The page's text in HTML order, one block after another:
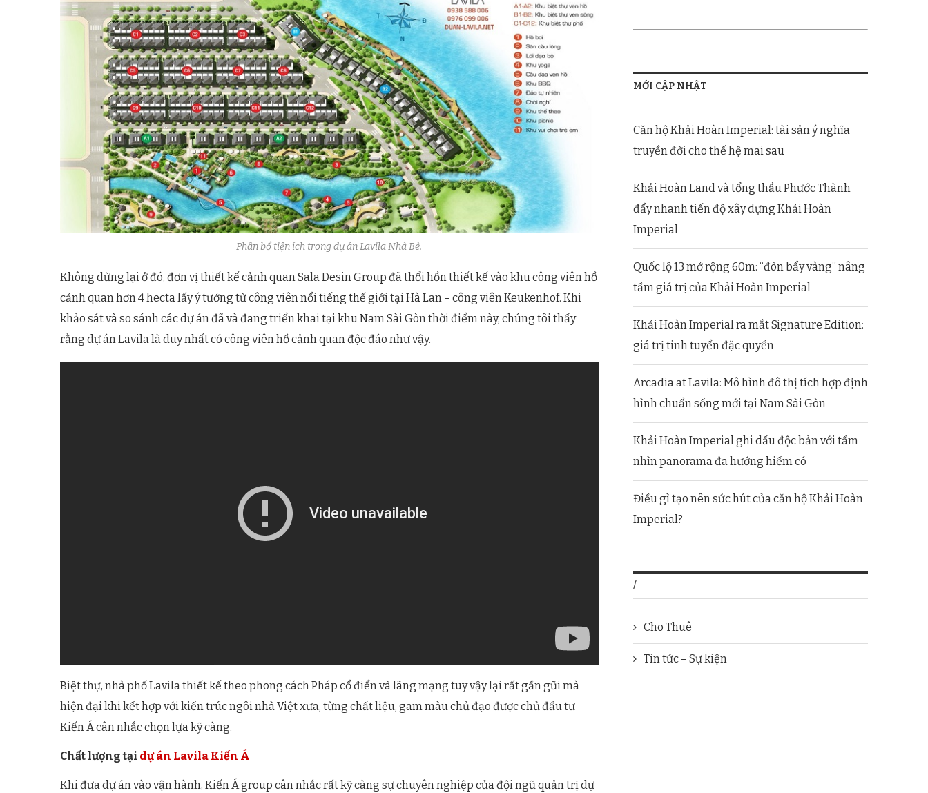
Phân bổ tiện ích trong dự án Lavila Nhà Bè.
Không dừng lại ở đó, đơn vị thiết kế cảnh quan Sala Desin Group đã thổi hồn thiết kế vào khu công viên hồ
cảnh quan hơn 4 hecta lấy ý tưởng từ công viên nổi tiếng thế giới tại Hà Lan – công viên Keukenhof. Khi
khảo sát và so sánh các dự án đã và đang triển khai tại khu Nam Sài Gòn thời điểm này, chúng tôi thấy
rằng dự án Lavila là duy nhất có công viên hồ cảnh quan độc đáo như vậy.
Biệt thự, nhà phố Lavila thiết kế theo phong cách Pháp cổ điển và lãng mạng tuy vậy lại rất gần gũi mà
hiện đại khi kết hợp với kiến trúc ngôi nhà Việt xưa, từng chất liệu, gam màu chủ đạo được chủ đầu tư
Kiến Á cân nhắc chọn lựa kỹ càng.
Chất lượng tại dự án Lavila Kiến Á
Khi đưa dự án vào vận hành, Kiến Á group cân nhắc rất kỹ càng sự chuyên nghiệp của đội ngũ quản trị dự
MỚI CẬP NHẬT
Căn hộ Khải Hoàn Imperial: tài sản ý nghĩa
truyền đời cho thế hệ mai sau
Khải Hoàn Land và tổng thầu Phước Thành
đẩy nhanh tiến độ xây dựng Khải Hoàn
Imperial
Quốc lộ 13 mở rộng 60m: “đòn bẩy vàng” nâng
tầm giá trị của Khải Hoàn Imperial
Khải Hoàn Imperial ra mắt Signature Edition:
giá trị tinh tuyển đặc quyền
Arcadia at Lavila: Mô hình đô thị tích hợp định
hình chuẩn sống mới tại Nam Sài Gòn
Khải Hoàn Imperial ghi dấu độc bản với tầm
nhìn panorama đa hướng hiếm có
Điều gì tạo nên sức hút của căn hộ Khải Hoàn
Imperial?
/
Cho Thuê
Tin tức – Sự kiện